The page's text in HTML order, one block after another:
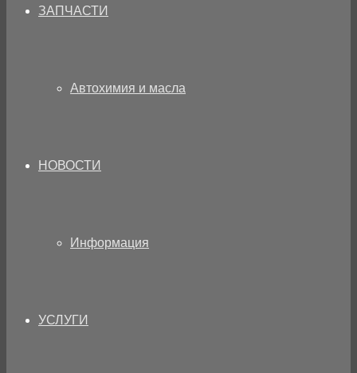
ЗАПЧАСТИ
Автохимия и масла
НОВОСТИ
Информация
УСЛУГИ